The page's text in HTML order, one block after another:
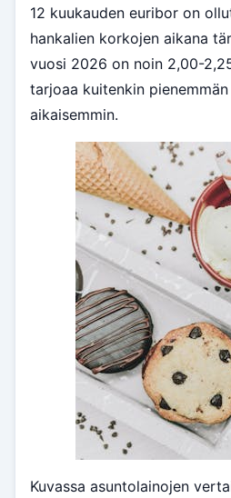
12 kuukauden euribor on
hankalien korkojen aikana
vuosi 2026 on noin 2,00-
tarjoaa kuitenkin
aikaisemmin.
Kuvassa asuntolainojen